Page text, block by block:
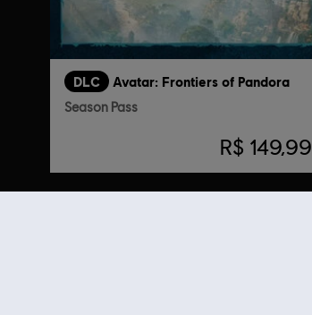
DLC Avatar: Frontiers of Pandora
Season Pass
R$ 149,99